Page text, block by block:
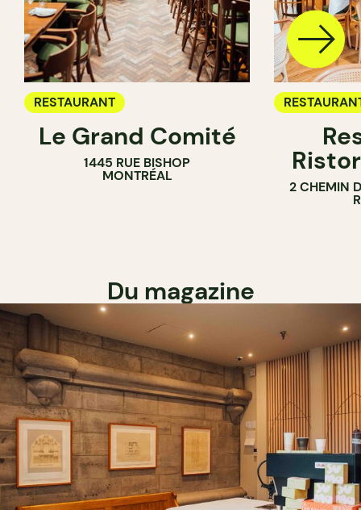
RESTAURANT
Le Grand Comité
1445 RUE BISHOP
MONTRÉAL
2 CHEMIN
Du magazine